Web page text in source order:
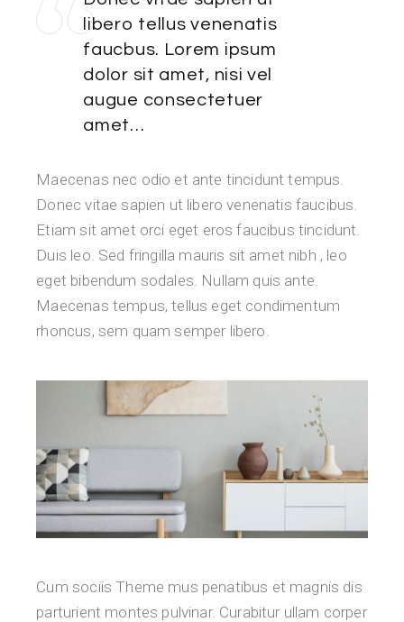
libero tellus venenatis
faucbus. Lorem ipsum
dolor sit amet, nisi vel
augue consectetuer
amet…
Maecenas nec odio et ante tincidunt tempus.
Donec vitae sapien ut libero venenatis faucibus.
Etiam sit amet orci eget eros faucibus tincidunt.
Duis leo. Sed fringilla mauris sit amet nibh , leo
eget bibendum sodales. Nullam quis ante.
Maecenas tempus, tellus eget condimentum
rhoncus, sem quam semper libero.
Cum sociis Theme mus penatibus et magnis dis
parturient montes pulvinar. Curabitur ullam corper